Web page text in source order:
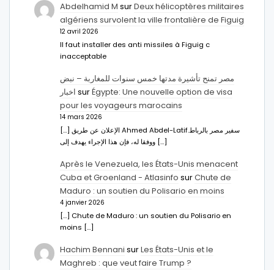
Abdelhamid M surDeux hélicoptères militaires
algériens survolent la ville frontalière de Figuig
12 avril 2026
Il faut installer des anti missiles à Figuig c
inacceptable
مصر تمنح تأشيرة مدتها خمس سنوات للمغاربة – نبض
اخبار surÉgypte: Une nouvelle option de visa
pour les voyageurs marocains
14 mars 2026
[…] الإعلان عن طريق Ahmed Abdel-Latifسفير مصر بالرباط.
ووفقا له، فإن هذا الإجراء يهدف إلى […]
Après le Venezuela, les États-Unis menacent
Cuba et Groenland - Atlasinfo surChute de
Maduro : un soutien du Polisario en moins
4 janvier 2026
[…] Chute de Maduro : un soutien du Polisario en
moins […]
Hachim Bennani surLes États-Unis et le
Maghreb : que veut faire Trump ?